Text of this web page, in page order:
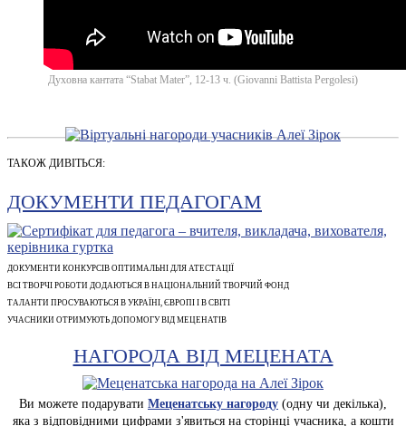
Духовна кантата “Stabat Mater”, 12-13 ч. (Giovanni Battista Pergolesi)
ТАКОЖ ДИВІТЬСЯ:
ДОКУМЕНТИ ПЕДАГОГАМ
ДОКУМЕНТИ КОНКУРСІВ ОПТИМАЛЬНІ ДЛЯ АТЕСТАЦІЇ
ВСІ ТВОРЧІ РОБОТИ ДОДАЮТЬСЯ В НАЦІОНАЛЬНИЙ ТВОРЧИЙ ФОНД
ТАЛАНТИ ПРОСУВАЮТЬСЯ В УКРАЇНІ, ЄВРОПІ І В СВІТІ
УЧАСНИКИ ОТРИМУЮТЬ ДОПОМОГУ ВІД МЕЦЕНАТІВ
НАГОРОДА ВІД МЕЦЕНАТА
Ви можете подарувати Меценатську нагороду (одну чи декілька),
яка з відповідними цифрами з'явиться на сторінці учасника, а кошти